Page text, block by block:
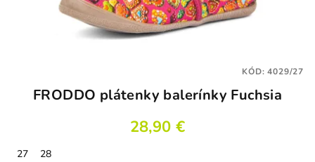
FRODDO plátenky balerínky Fuchsia
28,90 €
27
28
KÓD:4029/27